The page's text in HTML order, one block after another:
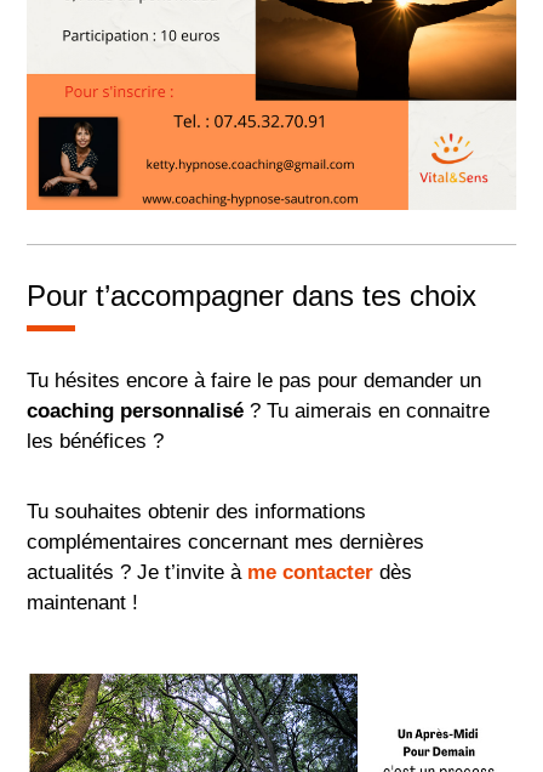
Pour t’accompagner dans tes choix
Tu hésites encore à faire le pas pour demander un
coaching personnalisé ? Tu aimerais en connaitre
les bénéfices ?
Tu souhaites obtenir des informations
complémentaires concernant mes dernières
actualités ? Je t’invite à me contacter dès
maintenant !